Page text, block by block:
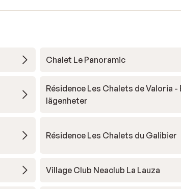
Chalet Le Panoramic
Résidence Les Chalets de Valoria -
lägenheter
Résidence Les Chalets du Galibier
Village Club Neaclub La Lauza